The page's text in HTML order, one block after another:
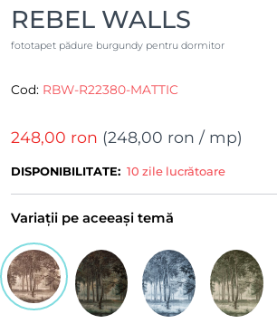
REBEL WALLS
fototapet pădure burgundy pentru dormitor
Cod: RBW-R22380-MATTIC
248,00 ron (248,00 ron / mp)
DISPONIBILITATE: 10 zile lucrătoare
Variații pe aceeași temă